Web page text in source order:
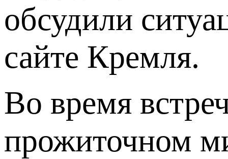
обсудили
сайте Кремля.
Во время
прожиточном